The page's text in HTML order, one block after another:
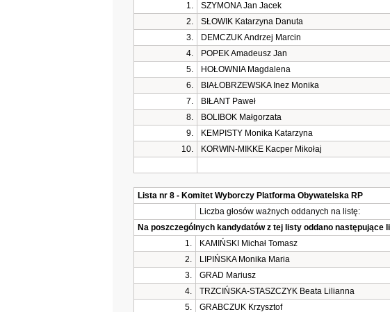
1.
SZYMONA Jan Jacek
2.
SŁOWIK Katarzyna Danuta
3.
DEMCZUK Andrzej Marcin
4.
POPEK Amadeusz Jan
5.
HOŁOWNIA Magdalena
6.
BIAŁOBRZEWSKA Inez Monika
7.
BIŁANT Paweł
8.
BOLIBOK Małgorzata
9.
KEMPISTY Monika Katarzyna
10.
KORWIN-MIKKE Kacper Mikołaj
Lista nr 8 - Komitet Wyborczy Platforma Obywatelska RP
Liczba głosów ważnych oddanych na listę:
Na poszczególnych kandydatów z tej listy oddano następujące
1.
KAMIŃSKI Michał Tomasz
2.
LIPIŃSKA Monika Maria
3.
GRAD Mariusz
4.
TRZCIŃSKA-STASZCZYK Beata Lilianna
5.
GRABCZUK Krzysztof